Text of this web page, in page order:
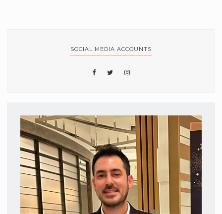
SOCIAL MEDIA ACCOUNTS